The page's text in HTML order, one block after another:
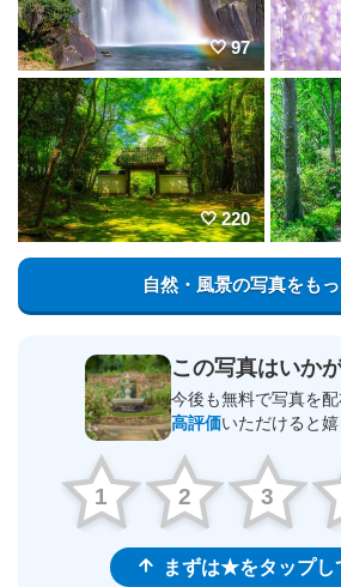
97
220
自然・風景の写真をも
この写真はいか
今後も無料で写真を
高評価いただけると
1 2 3
まずは★をタップし